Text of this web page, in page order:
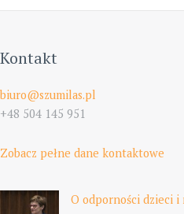
Kontakt
biuro@szumilas.pl
+48 504 145 951
Zobacz pełne dane kontaktowe
O odporności dzieci i